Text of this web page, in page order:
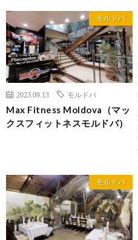
モルドバ
2023.09.13 モルドバ
Max Fitness Moldova（マッ
クスフィットネスモルドバ）
モルドバ